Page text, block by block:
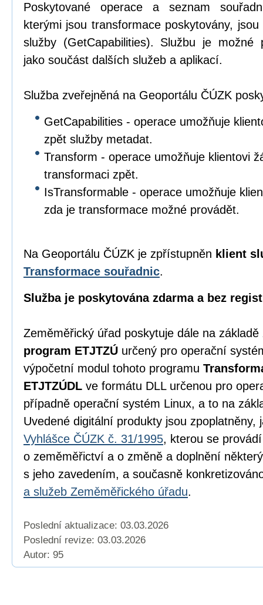
Poskytované operace a seznam
kterými jsou transformace poskytovány,
služby (GetCapabilities). Službu je možné
jako součást dalších služeb a aplikací.
Služba zveřejněná na Geoportálu ČÚZK
GetCapabilities - operace umožňuje
zpět služby metadat.
Transform - operace umožňuje klientovi
transformaci zpět.
IsTransformable - operace umožňuje
zda je transformace možné provádět.
Na Geoportálu ČÚZK je zpřístupněn klient
Transformace souřadnic.
Služba je poskytována zdarma a bez
Zeměměřický úřad poskytuje dále na
program ETJTZÚ určený pro operační
výpočetní modul tohoto programu
ETJTZÚDL ve formátu DLL určenou pro
případně operační systém Linux, a to na
Uvedené digitální produkty jsou zpoplatněny,
Vyhlášce ČÚZK č. 31/1995, kterou se
o zeměměřictví a o změně a doplnění
s jeho zavedením, a současně
a služeb Zeměměřického úřadu.
Poslední aktualizace: 03.03.2026
Poslední revize: 03.03.2026
Autor: 95